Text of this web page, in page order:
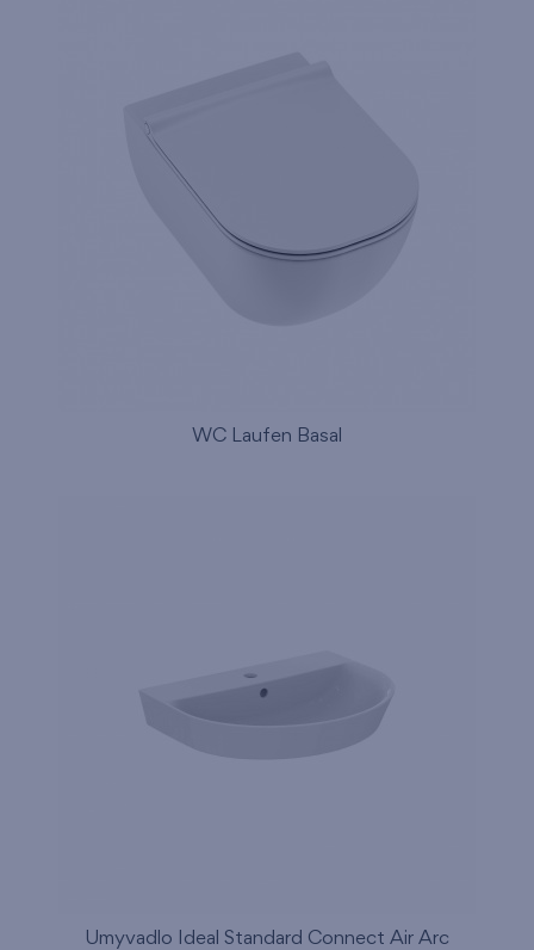
WC Laufen Basal
Umyvadlo Ideal Standard Connect Air Arc